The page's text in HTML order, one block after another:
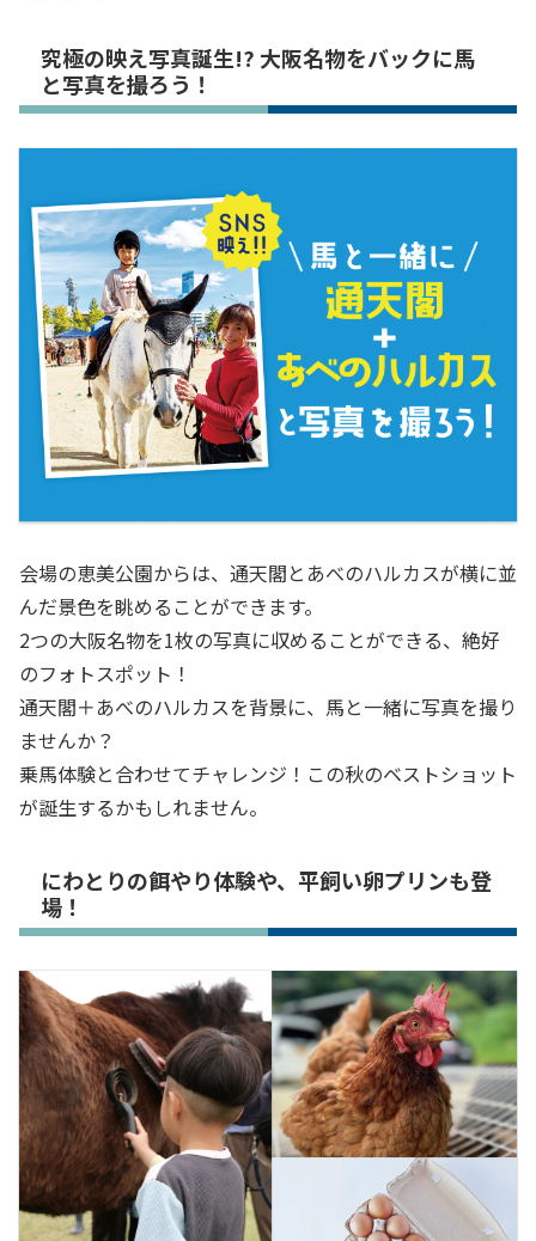
究極の映え写真誕生!? 大阪名物をバックに馬
と写真を撮ろう！
会場の恵美公園からは、通天閣とあべのハルカスが横に並
んだ景色を眺めることができます。
2つの大阪名物を1枚の写真に収めることができる、絶好
のフォトスポット！
通天閣＋あべのハルカスを背景に、馬と一緒に写真を撮り
ませんか？
乗馬体験と合わせてチャレンジ！この秋のベストショット
が誕生するかもしれません。
にわとりの餌やり体験や、平飼い卵プリンも登
場！